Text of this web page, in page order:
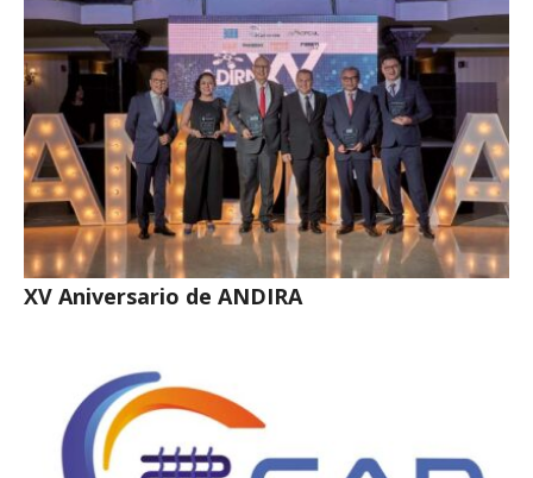
XV Aniversario de ANDIRA